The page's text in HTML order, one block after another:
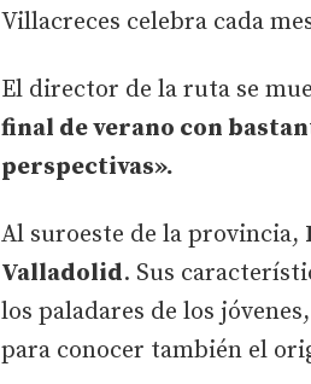
Villacreces celebra cada
El director de la ruta se
final de verano con
perspectivas».
Al suroeste de la provincia,
Valladolid. Sus
los paladares de los
para conocer también el